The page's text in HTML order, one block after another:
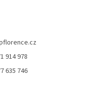
914 978
635 746